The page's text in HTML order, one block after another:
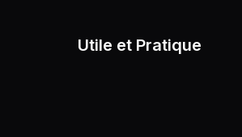
Utile et Pratique